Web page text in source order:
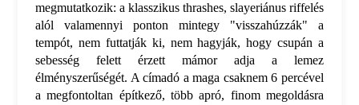
megmutatkozik: a klasszikus thrashes, slayeriánus riffelés
alól valamennyi ponton mintegy "visszahúzzák" a
tempót, nem futtatják ki, nem hagyják, hogy csupán a
sebesség felett érzett mámor adja a lemez
élményszerűségét. A címadó a maga csaknem 6 percével
a megfontoltan építkező, több apró, finom megoldásra